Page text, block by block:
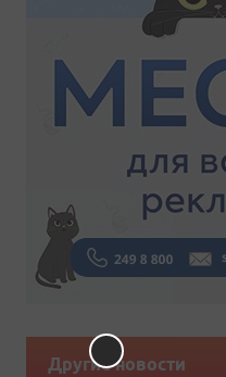
Другие новости